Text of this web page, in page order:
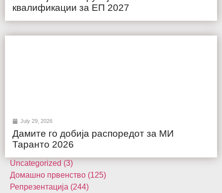
квалификации за ЕП 2027
July 29, 2026
Дамите го добија распоредот за МИ
Таранто 2026
Uncategorized (3)
Домашнo првенство (125)
Репрезентација (244)